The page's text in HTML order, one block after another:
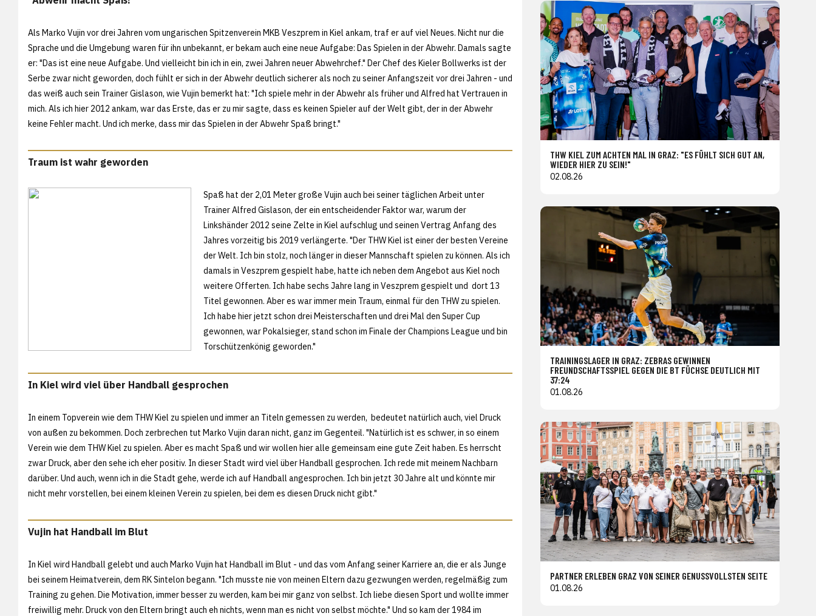
Als Marko Vujin vor drei Jahren vom ungarischen Spitzenverein MKB Veszprem in Kiel ankam, traf er auf viel Neues. Nicht nur die
Sprache und die Umgebung waren für ihn unbekannt, er bekam auch eine neue Aufgabe: Das Spielen in der Abwehr. Damals sagte
er: "Das ist eine neue Aufgabe. Und vielleicht bin ich in ein, zwei Jahren neuer Abwehrchef." Der Chef des Kieler Bollwerks ist der
Serbe zwar nicht geworden, doch fühlt er sich in der Abwehr deutlich sicherer als noch zu seiner Anfangszeit vor drei Jahren - und
das weiß auch sein Trainer Gislason, wie Vujin bemerkt hat: "Ich spiele mehr in der Abwehr als früher und Alfred hat Vertrauen in
mich. Als ich hier 2012 ankam, war das Erste, das er zu mir sagte, dass es keinen Spieler auf der Welt gibt, der in der Abwehr
keine Fehler macht. Und ich merke, dass mir das Spielen in der Abwehr Spaß bringt."
Traum ist wahr geworden
Spaß hat der 2,01 Meter große Vujin auch bei seiner täglichen Arbeit unter
Trainer Alfred Gislason, der ein entscheidender Faktor war, warum der
Linkshänder 2012 seine Zelte in Kiel aufschlug und seinen Vertrag Anfang des
Jahres vorzeitig bis 2019 verlängerte. "Der THW Kiel ist einer der besten Vereine
der Welt. Ich bin stolz, noch länger in dieser Mannschaft spielen zu können. Als ich
damals in Veszprem gespielt habe, hatte ich neben dem Angebot aus Kiel noch
weitere Offerten. Ich habe sechs Jahre lang in Veszprem gespielt und dort 13
Titel gewonnen. Aber es war immer mein Traum, einmal für den THW zu spielen.
Ich habe hier jetzt schon drei Meisterschaften und drei Mal den Super Cup
gewonnen, war Pokalsieger, stand schon im Finale der Champions League und bin
Torschützenkönig geworden."
In Kiel wird viel über Handball gesprochen
In einem Topverein wie dem THW Kiel zu spielen und immer an Titeln gemessen zu werden, bedeutet natürlich auch, viel Druck
von außen zu bekommen. Doch zerbrechen tut Marko Vujin daran nicht, ganz im Gegenteil. "Natürlich ist es schwer, in so einem
Verein wie dem THW Kiel zu spielen. Aber es macht Spaß und wir wollen hier alle gemeinsam eine gute Zeit haben. Es herrscht
zwar Druck, aber den sehe ich eher positiv. In dieser Stadt wird viel über Handball gesprochen. Ich rede mit meinem Nachbarn
darüber. Und auch, wenn ich in die Stadt gehe, werde ich auf Handball angesprochen. Ich bin jetzt 30 Jahre alt und könnte mir
nicht mehr vorstellen, bei einem kleinen Verein zu spielen, bei dem es diesen Druck nicht gibt."
Vujin hat Handball im Blut
In Kiel wird Handball gelebt und auch Marko Vujin hat Handball im Blut - und das vom Anfang seiner Karriere an, die er als Junge
bei seinem Heimatverein, dem RK Sintelon begann. "Ich musste nie von meinen Eltern dazu gezwungen werden, regelmäßig zum
Training zu gehen. Die Motivation, immer besser zu werden, kam bei mir ganz von selbst. Ich liebe diesen Sport und wollte immer
freiwillig mehr. Druck von den Eltern bringt auch eh nichts, wenn man es nicht von selbst möchte." Und so kam der 1984 im
THW KIEL ZUM ACHTEN MAL IN GRAZ: "ES FÜHLT SICH GUT AN,
WIEDER HIER ZU SEIN!"
02.08.26
TRAININGSLAGER IN GRAZ: ZEBRAS GEWINNEN
FREUNDSCHAFTSSPIEL GEGEN DIE BT FÜCHSE DEUTLICH MIT
37:24
01.08.26
PARTNER ERLEBEN GRAZ VON SEINER GENUSSVOLLSTEN SEITE
01.08.26